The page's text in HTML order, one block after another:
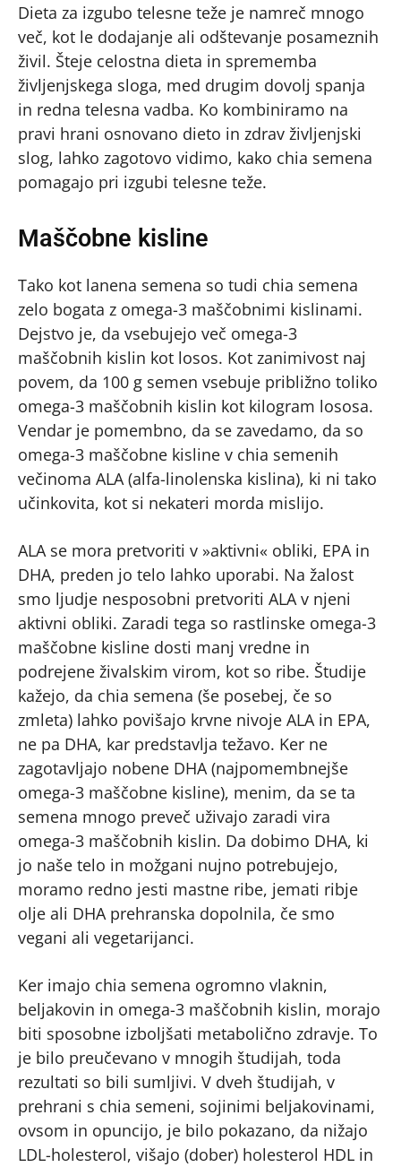
Dieta za izgubo telesne teže je namreč mnogo
več, kot le dodajanje ali odštevanje posameznih
živil. Šteje celostna dieta in sprememba
življenjskega sloga, med drugim dovolj spanja
in redna telesna vadba. Ko kombiniramo na
pravi hrani osnovano dieto in zdrav življenjski
slog, lahko zagotovo vidimo, kako chia semena
pomagajo pri izgubi telesne teže.
Maščobne kisline
Tako kot lanena semena so tudi chia semena
zelo bogata z omega-3 maščobnimi kislinami.
Dejstvo je, da vsebujejo več omega-3
maščobnih kislin kot losos. Kot zanimivost naj
povem, da 100 g semen vsebuje približno toliko
omega-3 maščobnih kislin kot kilogram lososa.
Vendar je pomembno, da se zavedamo, da so
omega-3 maščobne kisline v chia semenih
večinoma ALA (alfa-linolenska kislina), ki ni tako
učinkovita, kot si nekateri morda mislijo.
ALA se mora pretvoriti v »aktivni« obliki, EPA in
DHA, preden jo telo lahko uporabi. Na žalost
smo ljudje nesposobni pretvoriti ALA v njeni
aktivni obliki. Zaradi tega so rastlinske omega-3
maščobne kisline dosti manj vredne in
podrejene živalskim virom, kot so ribe. Študije
kažejo, da chia semena (še posebej, če so
zmleta) lahko povišajo krvne nivoje ALA in EPA,
ne pa DHA, kar predstavlja težavo. Ker ne
zagotavljajo nobene DHA (najpomembnejše
omega-3 maščobne kisline), menim, da se ta
semena mnogo preveč uživajo zaradi vira
omega-3 maščobnih kislin. Da dobimo DHA, ki
jo naše telo in možgani nujno potrebujejo,
moramo redno jesti mastne ribe, jemati ribje
olje ali DHA prehranska dopolnila, če smo
vegani ali vegetarijanci.
Ker imajo chia semena ogromno vlaknin,
beljakovin in omega-3 maščobnih kislin, morajo
biti sposobne izboljšati metabolično zdravje. To
je bilo preučevano v mnogih študijah, toda
rezultati so bili sumljivi. V dveh študijah, v
prehrani s chia semeni, sojinimi beljakovinami,
ovsom in opuncijo, je bilo pokazano, da nižajo
LDL-holesterol, višajo (dober) holesterol HDL in